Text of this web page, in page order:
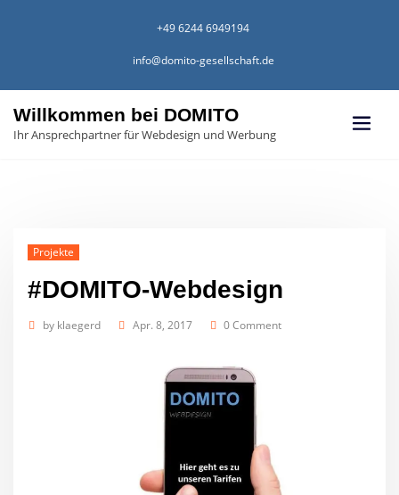
+49 6244 6949194
info@domito-gesellschaft.de
Willkommen bei DOMITO
Ihr Ansprechpartner für Webdesign und Werbung
Projekte
#DOMITO-Webdesign
by klaegerd Apr. 8, 2017 0 Comment